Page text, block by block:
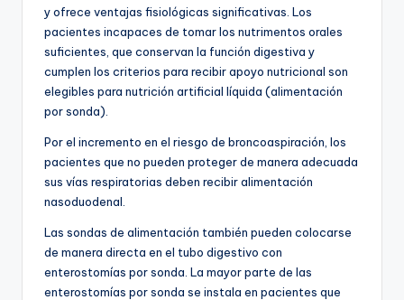
y ofrece ventajas fisiológicas significativas. Los
pacientes incapaces de tomar los nutrimentos orales
suficientes, que conservan la función digestiva y
cumplen los criterios para recibir apoyo nutricional son
elegibles para nutrición artificial líquida (alimentación
por sonda).
Por el incremento en el riesgo de broncoaspiración, los
pacientes que no pueden proteger de manera adecuada
sus vías respiratorias deben recibir alimentación
nasoduodenal.
Las sondas de alimentación también pueden colocarse
de manera directa en el tubo digestivo con
enterostomías por sonda. La mayor parte de las
enterostomías por sonda se instala en pacientes que